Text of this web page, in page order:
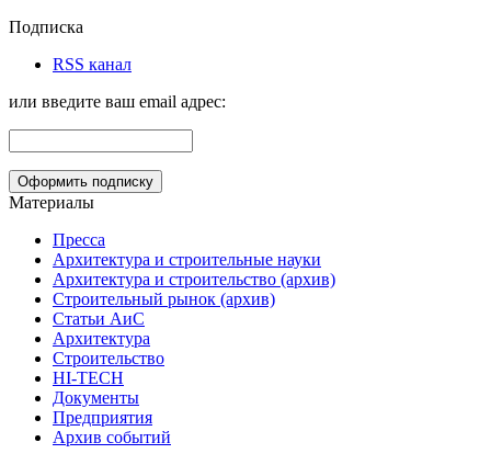
Подписка
RSS канал
или введите ваш email адрес:
Материалы
Пресса
Архитектура и строительные науки
Архитектура и строительство (архив)
Строительный рынок (архив)
Статьи АиС
Архитектура
Строительство
HI-TECH
Документы
Предприятия
Архив событий